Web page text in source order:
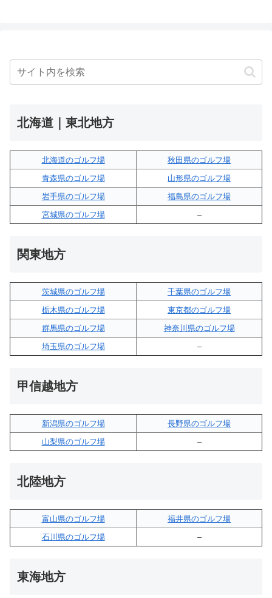
北海道｜東北地方
北海道のゴルフ場
秋田県のゴルフ場
青森県のゴルフ場
山形県のゴルフ場
岩手県のゴルフ場
福島県のゴルフ場
宮城県のゴルフ場
–
関東地方
茨城県のゴルフ場
千葉県のゴルフ場
栃木県のゴルフ場
東京都のゴルフ場
群馬県のゴルフ場
神奈川県のゴルフ場
埼玉県のゴルフ場
–
甲信越地方
新潟県のゴルフ場
長野県のゴルフ場
山梨県のゴルフ場
–
北陸地方
富山県のゴルフ場
福井県のゴルフ場
石川県のゴルフ場
–
東海地方